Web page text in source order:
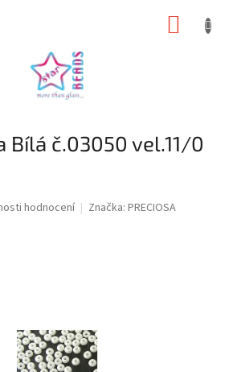
Bílá č.03050 vel.11/0
hodnocení Značka: PRECIOSA